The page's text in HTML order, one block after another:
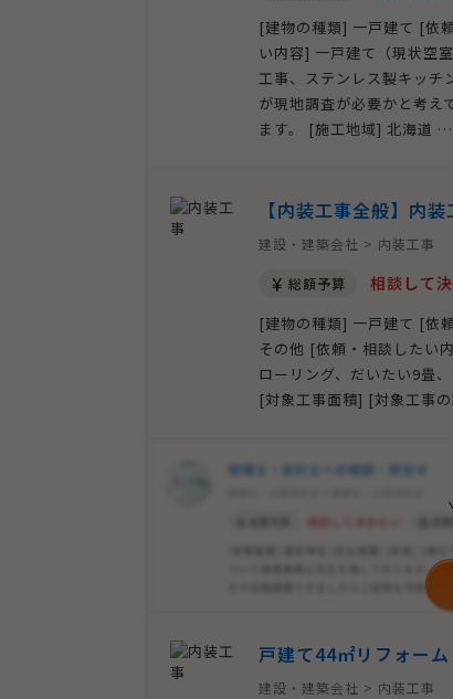
[建物の種類] 一戸建て [依
い内容] 一戸建て（現状空
工事、ステンレス製キッチ
が現地調査が必要かと考え
ます。 [施工地域] 北海道 …
【内装工事全般】内
建設・建築会社 > 内装工事
総額予算 相談して
[建物の種類] 一戸建て [依
その他 [依頼・相談したい
ローリング、だいたい9畳
[対象工事面積] [対象工事
戸建て44㎡リフォー
建設・建築会社 > 内装工事